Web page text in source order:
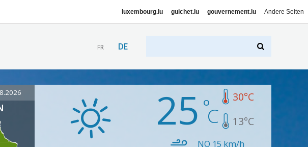
luxembourg.lu guichet.lu gouvernement.lu Andere Seiten
FR DE
25 30°C
13°C
NO 15 km/h